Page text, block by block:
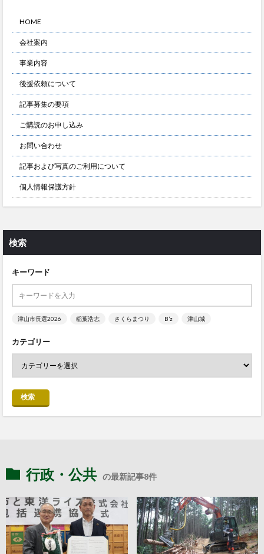
HOME
会社案内
事業内容
後援依頼について
記事募集の要項
ご購読のお申し込み
お問い合わせ
記事および写真のご利用について
個人情報保護方針
検索
キーワード
津山市長選2026 稲葉浩志 さくらまつり B’z 津山城
カテゴリー
検索
行政・公共 の最新記事8件